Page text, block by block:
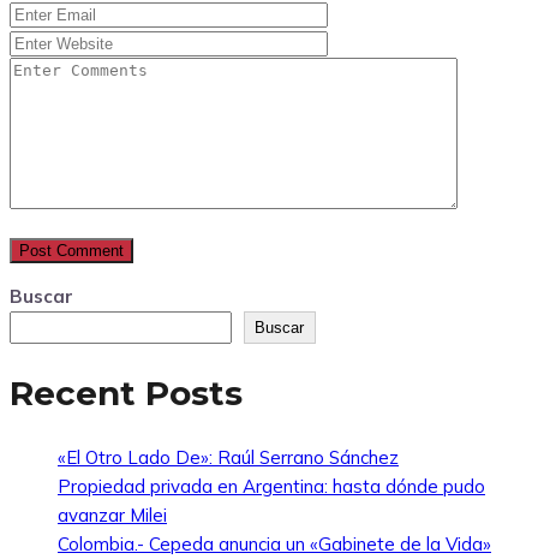
Buscar
Buscar
Recent Posts
«El Otro Lado De»: Raúl Serrano Sánchez
Propiedad privada en Argentina: hasta dónde pudo
avanzar Milei
Colombia.- Cepeda anuncia un «Gabinete de la Vida»